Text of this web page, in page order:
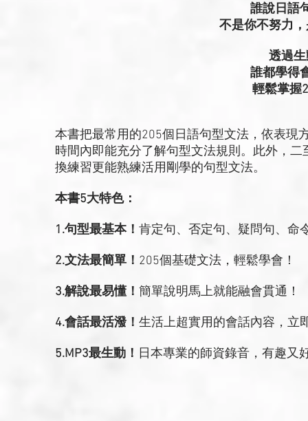
誰說日語
不是你不努力
透過
誰都學得
輕鬆掌握
本書把最常用的205個日語句型文法，依表現
時間內即能充分了解句型文法規則。此外，
換練習更能熟練活用剛學的句型文法。
本書5大特色：
1.句型最基本！ 肯定句、否定句、疑問句、命
2.文法最簡單！ 205個基礎文法，輕鬆學會！
3.解說最易懂！ 簡單說明馬上就能融會貫通！
4.會話最活潑！ 生活上超實用的會話內容，立
5.MP3最生動！ 日本專業的師資錄音，有趣又